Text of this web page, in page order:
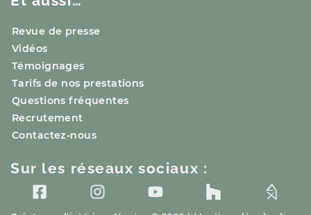
Revue de presse
Vidéos
Témoignages
Tarifs de nos prestations
Questions fréquentes
Recrutement
Contactez-nous
Sur les réseaux sociaux :